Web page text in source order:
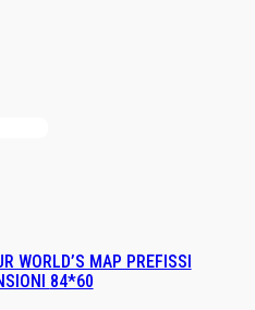
WORLD’S MAP PREFISSI
INTERNAZIONALI DIMENSIONI 84*60